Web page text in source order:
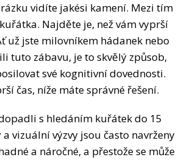
vidíte jakési kamení. Mezi tím
Najděte je, než vám vyprší
už jste milovníkem hádanek nebo
tuto zábavu, je to skvělý způsob,
své kognitivní dovednosti.
čas, níže máte správné řešení.
s hledáním kuřátek do 15
vizuální výzvy jsou často navrženy
a náročné, a přestože se může